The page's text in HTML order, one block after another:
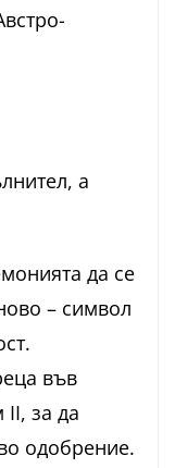
а
да се
– символ
във
за да
одобрение.